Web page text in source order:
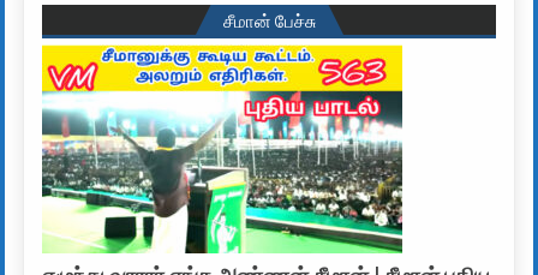
சீமான் பேச்சு